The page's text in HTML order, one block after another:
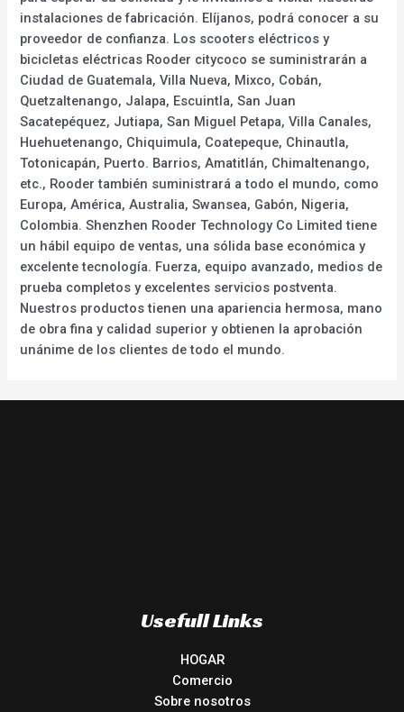
instalaciones de fabricación. Elíjanos, podrá conocer a su
proveedor de confianza. Los scooters eléctricos y
bicicletas eléctricas Rooder citycoco se suministrarán a
Ciudad de Guatemala, Villa Nueva, Mixco, Cobán,
Quetzaltenango, Jalapa, Escuintla, San Juan
Sacatepéquez, Jutiapa, San Miguel Petapa, Villa Canales,
Huehuetenango, Chiquimula, Coatepeque, Chinautla,
Totonicapán, Puerto. Barrios, Amatitlán, Chimaltenango,
etc., Rooder también suministrará a todo el mundo, como
Europa, América, Australia, Swansea, Gabón, Nigeria,
Colombia. Shenzhen Rooder Technology Co Limited tiene
un hábil equipo de ventas, una sólida base económica y
excelente tecnología. Fuerza, equipo avanzado, medios de
prueba completos y excelentes servicios postventa.
Nuestros productos tienen una apariencia hermosa, mano
de obra fina y calidad superior y obtienen la aprobación
unánime de los clientes de todo el mundo.
Usefull Links
HOGAR
Comercio
Sobre nosotros